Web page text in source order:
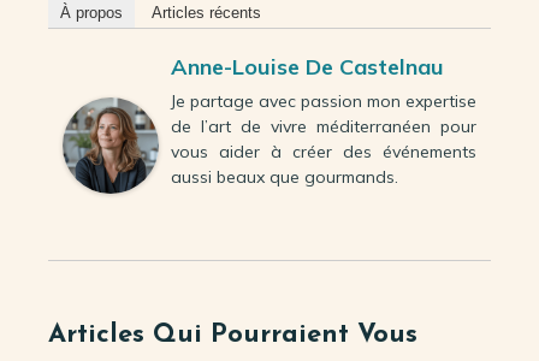
À propos Articles récents
Anne-Louise De Castelnau
Je partage avec passion mon expertise
de l’art de vivre méditerranéen pour
vous aider à créer des événements
aussi beaux que gourmands.
Articles Qui Pourraient Vous